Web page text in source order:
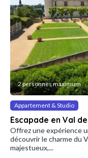
2 personnes maximum
Appartement & Studio
Escapade en Val
Offrez une expérience
découvrir le charme du
majestueux,...